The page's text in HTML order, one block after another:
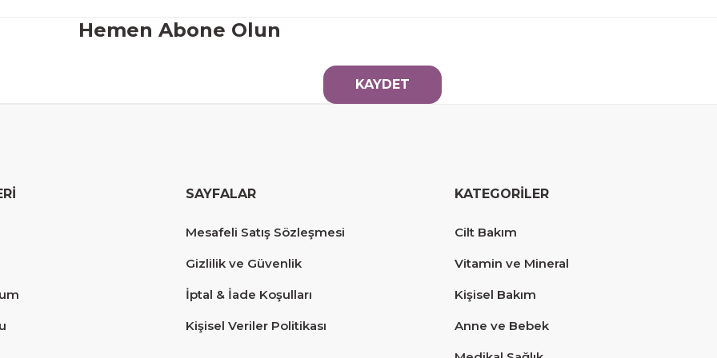
Hemen Abone Olun
KAYDET
SAYFALAR
Mesafeli Satış Sözleşmesi
Gizlilik ve Güvenlik
İptal & İade Koşulları
Kişisel Veriler Politikası
KATEGORİLER
Cilt Bakım
Vitamin ve Mineral
Kişisel Bakım
Anne ve Bebek